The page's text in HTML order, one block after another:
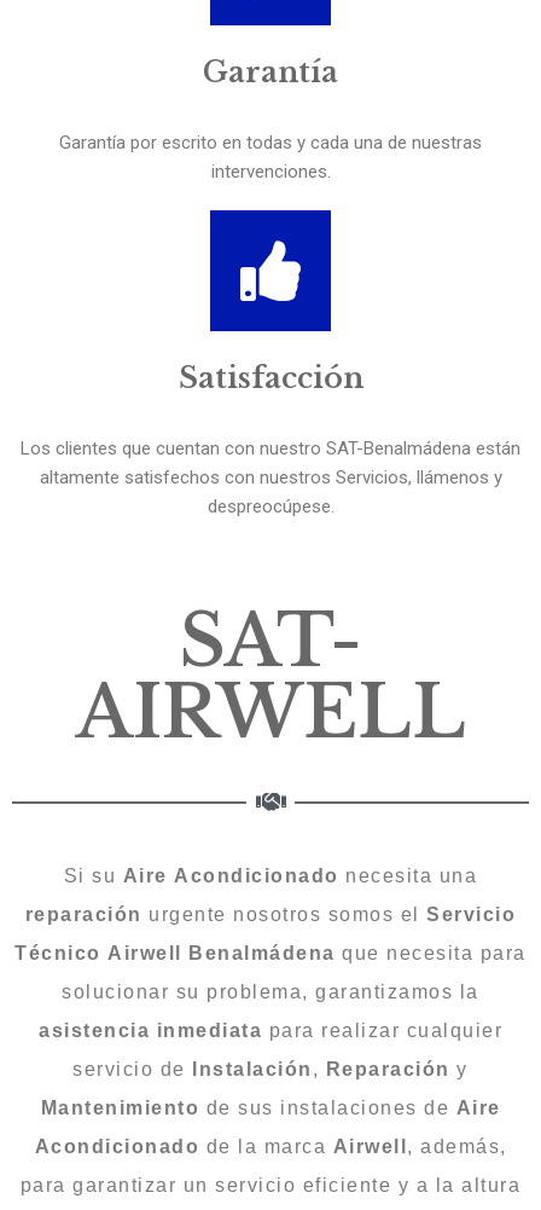
Garantía
Garantía por escrito en todas y cada una de nuestras
intervenciones.
Satisfacción
Los clientes que cuentan con nuestro SAT-Benalmádena están
altamente satisfechos con nuestros Servicios, llámenos y
despreocúpese.
SAT-
AIRWELL
Si su Aire Acondicionado necesita una
reparación urgente nosotros somos elServicio
Técnico Airwell Benalmádena que necesita para
solucionar su problema, garantizamos la
asistencia inmediata para realizar cualquier
servicio de
Instalación , Reparación y
Mantenimiento de sus instalaciones de Aire
Acondicionado de la marca Airwell , además,
para garantizar un servicio eficiente y a la altura